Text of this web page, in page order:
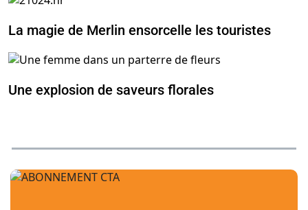
La magie de Merlin ensorcelle les touristes
Une explosion de saveurs florales